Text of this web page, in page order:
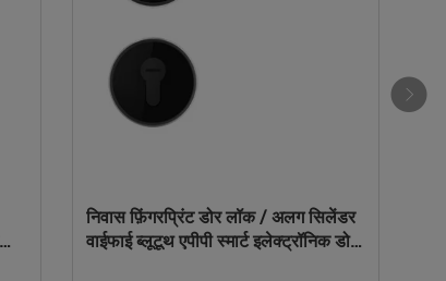
निवास फ़िंगरप्रिंट डोर लॉक / अलग सिलेंडर
वाईफाई ब्लूटूथ एपीपी स्मार्ट इलेक्ट्रॉनिक डोर